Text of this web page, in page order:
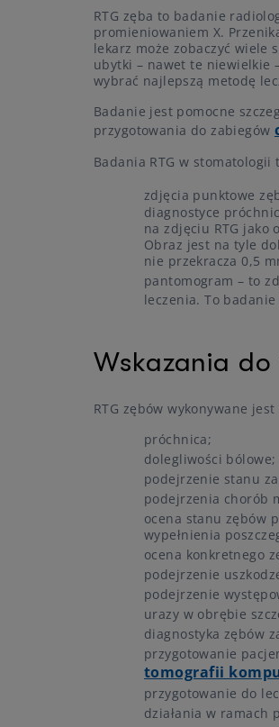
RTG zęba to badanie
promieniowaniem X.
lekarz może zobaczyć wiele
ubytki – nawet te niewielkie
wybrać najlepszą metodę
Badanie jest pomocne
przygotowania do zabiegów
Badania RTG w stomatologii
zdjęcia punktowe
diagnostyce
na zdjęciu RTG jako
Obraz jest na tyle
nie przekracza 0,5
pantomogram – to
leczenia. To
Wskazania
RTG zębów wykonywane
próchnica;
dolegliwości bólowe;
podejrzenie stanu
podejrzenia chorób
ocena stanu zębów
wypełnienia
ocena konkretnego
podejrzenie
podejrzenie
urazy w obrębie
diagnostyka zębów
przygotowanie
tomografii
przygotowanie do
działania w ramach